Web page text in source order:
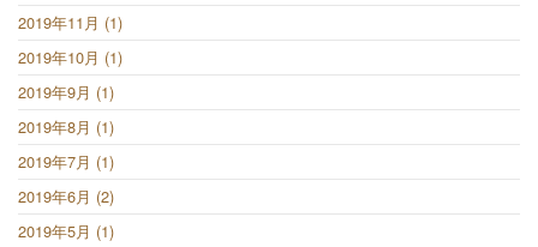
2019年11月 (1)
2019年10月 (1)
2019年9月 (1)
2019年8月 (1)
2019年7月 (1)
2019年6月 (2)
2019年5月 (1)